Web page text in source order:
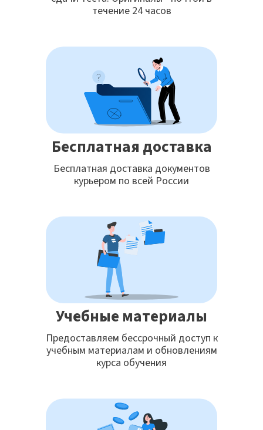
течение 24 часов
Бесплатная доставка
Бесплатная доставка документов
курьером по всей России
Учебные материалы
Предоставляем бессрочный доступ к
учебным материалам и обновлениям
курса обучения